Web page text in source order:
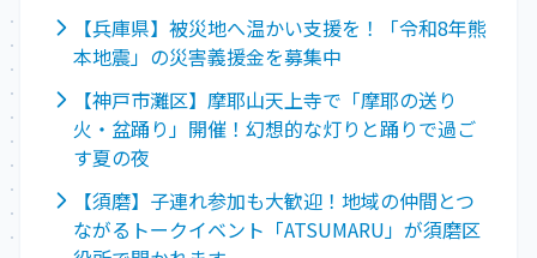
【兵庫県】被災地へ温かい支援を！「令和8年熊
本地震」の災害義援金を募集中
【神戸市灘区】摩耶山天上寺で「摩耶の送り
火・盆踊り」開催！幻想的な灯りと踊りで過ご
す夏の夜
【須磨】子連れ参加も大歓迎！地域の仲間とつ
ながるトークイベント「ATSUMARU」が須磨区